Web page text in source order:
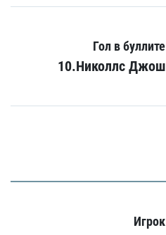
Гол в буллите
10.Николлс Джош
Игрок